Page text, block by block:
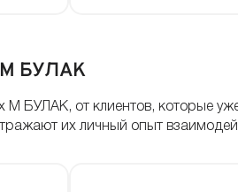
М БУЛАК
М БУЛАК, от клиентов, которые
их личный опыт